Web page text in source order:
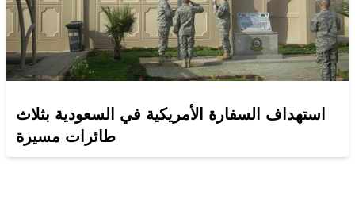
استهداف السفارة الأمريكية في السعودية بثلاث
طائرات مسيرة